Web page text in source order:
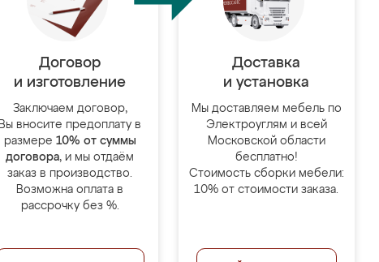
Договор
и изготовление
Заключаем договор,
Вы вносите предоплату в
размере 10% от суммы
договора, и мы отдаём
заказ в производство.
Возможна оплата в
рассрочку без %.
Доставка
и установка
Мы доставляем мебель по
Электроуглям и всей
Московской области
бесплатно!
Стоимость сборки мебели:
10% от стоимости заказа.